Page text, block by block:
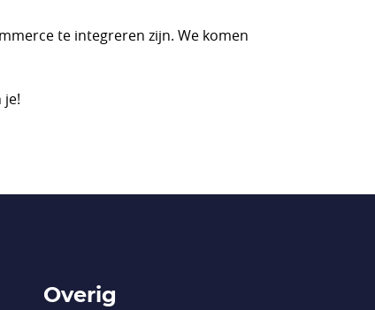
te integreren zijn. We komen
je!
Overig